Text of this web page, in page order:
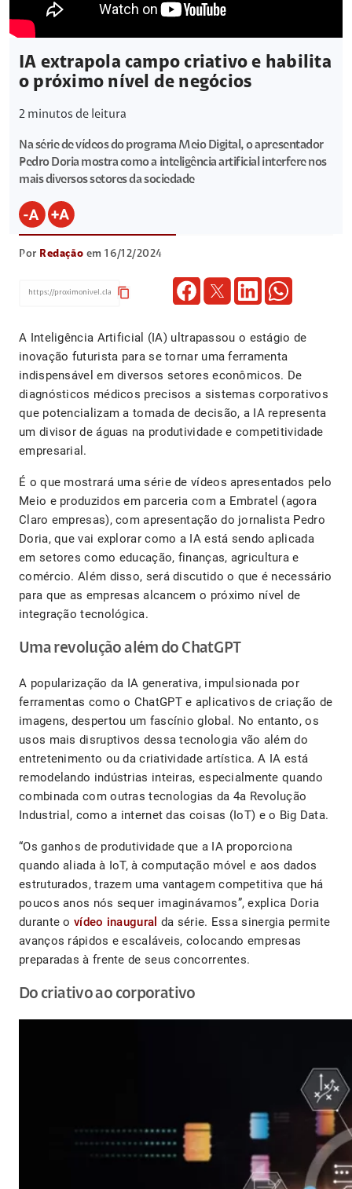
IA extrapola campo criativo e habilita
o próximo nível de negócios
2 minutos de leitura
Na série de vídeos do programa Meio Digital, o apresentador
Pedro Doria mostra como a inteligência artificial interfere nos
mais diversos setores da sociedade
Por Redação em 16/12/2024
content_copy
A Inteligência Artificial (IA) ultrapassou o estágio de
inovação futurista para se tornar uma ferramenta
indispensável em diversos setores econômicos. De
diagnósticos médicos precisos a sistemas corporativos
que potencializam a tomada de decisão, a IA representa
um divisor de águas na produtividade e competitividade
empresarial.
É o que mostrará uma série de vídeos apresentados pelo
Meio e produzidos em parceria com a Embratel (agora
Claro empresas), com apresentação do jornalista Pedro
Doria, que vai explorar como a IA está sendo aplicada
em setores como educação, finanças, agricultura e
comércio. Além disso, será discutido o que é necessário
para que as empresas alcancem o próximo nível de
integração tecnológica.
Uma revolução além do ChatGPT
A popularização da IA generativa, impulsionada por
ferramentas como o ChatGPT e aplicativos de criação de
imagens, despertou um fascínio global. No entanto, os
usos mais disruptivos dessa tecnologia vão além do
entretenimento ou da criatividade artística. A IA está
remodelando indústrias inteiras, especialmente quando
combinada com outras tecnologias da 4a Revolução
Industrial, como a internet das coisas (IoT) e o Big Data.
“Os ganhos de produtividade que a IA proporciona
quando aliada à IoT, à computação móvel e aos dados
estruturados, trazem uma vantagem competitiva que há
poucos anos nós sequer imaginávamos”, explica Doria
durante o vídeo inaugural da série. Essa sinergia permite
avanços rápidos e escaláveis, colocando empresas
preparadas à frente de seus concorrentes.
Do criativo ao corporativo